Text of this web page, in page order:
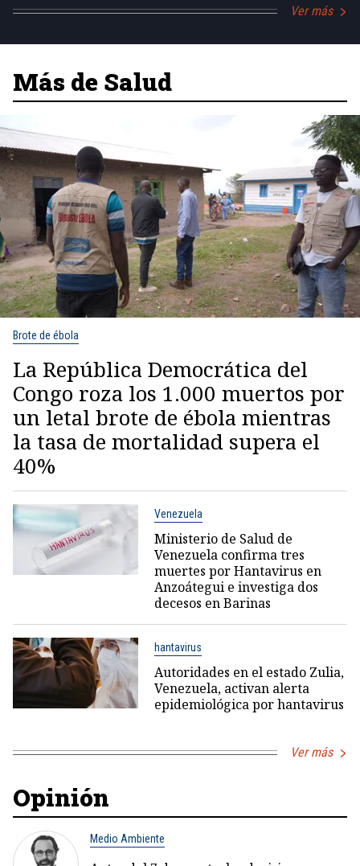
Ver más
Más de Salud
Brote de ébola
La República Democrática del
Congo roza los 1.000 muertos por
un letal brote de ébola mientras
la tasa de mortalidad supera el
40%
Venezuela
Ministerio de Salud de
Venezuela confirma tres
muertes por Hantavirus en
Anzoátegui e investiga dos
decesos en Barinas
hantavirus
Autoridades en el estado Zulia,
Venezuela, activan alerta
epidemiológica por hantavirus
Ver más
Opinión
Medio Ambiente